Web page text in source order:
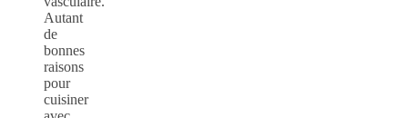
Autant
de
bonnes
raisons
pour
cuisiner